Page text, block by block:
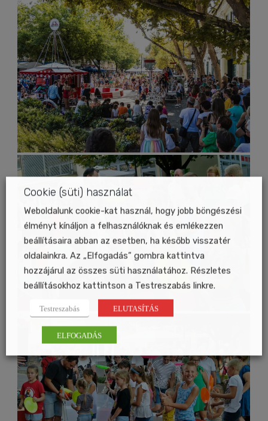
Cookie (süti) használat
Weboldalunk cookie-kat használ, hogy jobb böngészési
élményt kínáljon a felhasználóknak és emlékezzen
beállításaira abban az esetben, ha később visszatér
oldalainkra. Az „Elfogadás” gombra kattintva
hozzájárul az összes süti használatához. Részletes
beállításokhoz kattintson a Testreszabás linkre.
Testreszabás ELUTASÍTÁS
ELFOGADÁS